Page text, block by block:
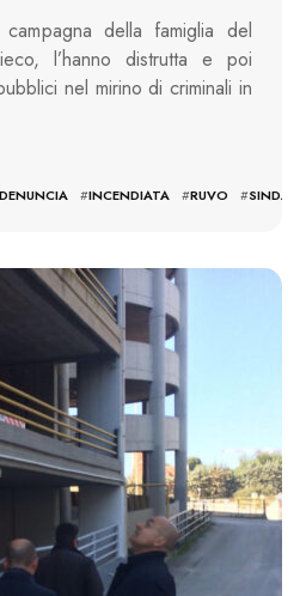
della famiglia del
l’hanno distrutta e poi
nel mirino di criminali in
#INCENDIATA #RUVO #